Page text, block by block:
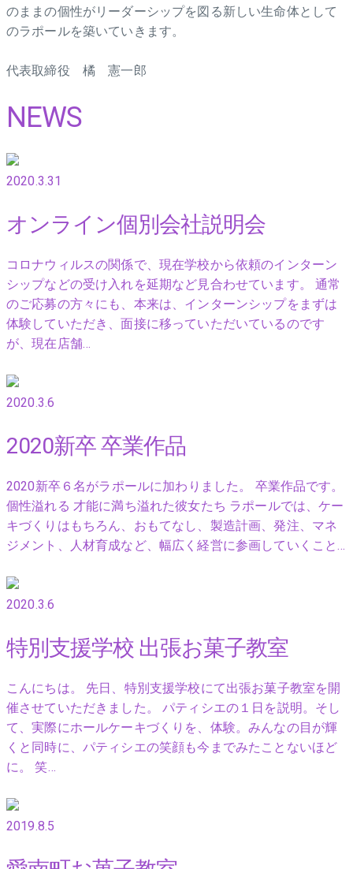
のままの個性がリーダーシップを図る新しい生命体として
のラポールを築いていきます。
代表取締役 橘 憲一郎
NEWS
2020.3.31
オンライン個別会社説明会
コロナウィルスの関係で、現在学校から依頼のインターン
シップなどの受け入れを延期など見合わせています。 通常
のご応募の方々にも、本来は、インターンシップをまずは
体験していただき、面接に移っていただいているのです
が、現在店舗…
2020.3.6
2020新卒 卒業作品
2020新卒６名がラポールに加わりました。 卒業作品です。
個性溢れる 才能に満ち溢れた彼女たち ラポールでは、ケー
キづくりはもちろん、おもてなし、製造計画、発注、マネ
ジメント、人材育成など、幅広く経営に参画していくこと…
2020.3.6
特別支援学校 出張お菓子教室
こんにちは。 先日、特別支援学校にて出張お菓子教室を開
催させていただきました。 パティシエの１日を説明。そし
て、実際にホールケーキづくりを、体験。みんなの目が輝
くと同時に、パティシエの笑顔も今までみたことないほど
に。 笑…
2019.8.5